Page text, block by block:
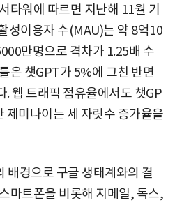
타워에 따르면 지난해 11월 기
성이용자 수(MAU)는 약 8억10
만명으로 격차가 1.25배 수
은 챗GPT가 5%에 그친 반면
웹 트래픽 점유율에서도 챗GP
제미나이는 세 자릿수 증가율을
배경으로 구글 생태계와의 결
마트폰을 비롯해 지메일, 독스,